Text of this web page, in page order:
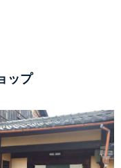
ップ